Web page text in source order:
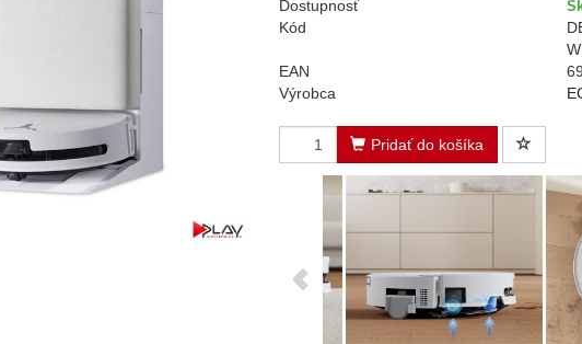
Dostupnosť
Kód
EAN
Výrobca
Pridať do košíka